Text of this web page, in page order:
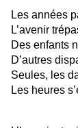
Les années
L’avenir
Des enfants
D’autres
Seules, les
Les heures